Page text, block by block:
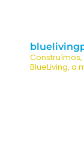
BlueLiving, a